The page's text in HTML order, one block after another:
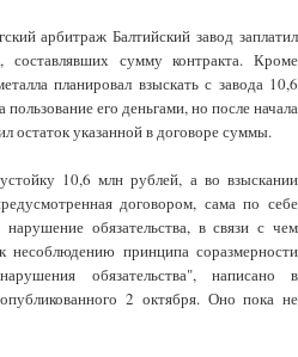
арбитраж Балтийский завод заплатил
сумму контракта. Кроме
планировал взыскать с завода 10,6
его деньгами, но после начала
остаток указанной в договоре суммы.
10,6 млн рублей, а во взыскании
договором, сама по себе
нарушение обязательства, в связи с чем
несоблюдению принципа соразмерности
обязательства", написано в
2 октября. Оно пока не